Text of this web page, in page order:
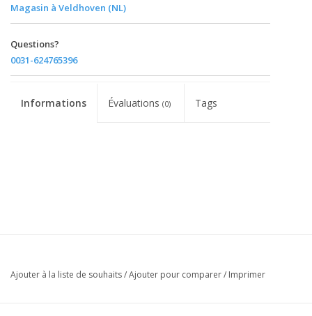
Magasin à Veldhoven (NL)
Questions?
0031-624765396
Informations Évaluations(0) Tags
Ajouter à la liste de souhaits/Ajouter pour comparer/ Imprimer